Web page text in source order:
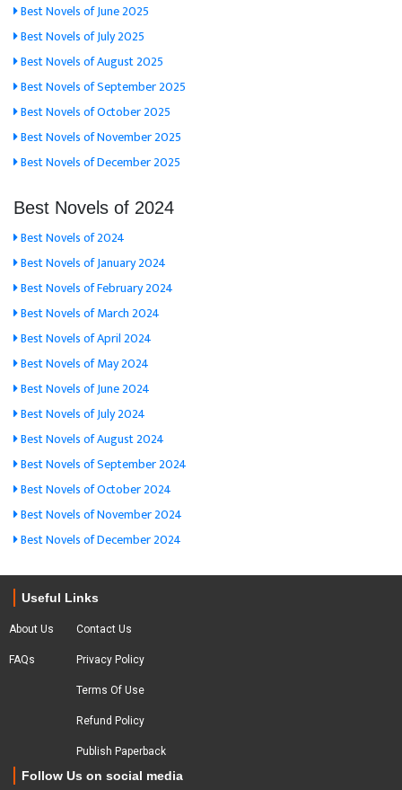
Best Novels of June 2025
Best Novels of July 2025
Best Novels of August 2025
Best Novels of September 2025
Best Novels of October 2025
Best Novels of November 2025
Best Novels of December 2025
Best Novels of 2024
Best Novels of 2024
Best Novels of January 2024
Best Novels of February 2024
Best Novels of March 2024
Best Novels of April 2024
Best Novels of May 2024
Best Novels of June 2024
Best Novels of July 2024
Best Novels of August 2024
Best Novels of September 2024
Best Novels of October 2024
Best Novels of November 2024
Best Novels of December 2024
Useful Links
About Us
FAQs
Contact Us
Privacy Policy
Terms Of Use
Refund Policy
Publish Paperback
Follow Us on social media